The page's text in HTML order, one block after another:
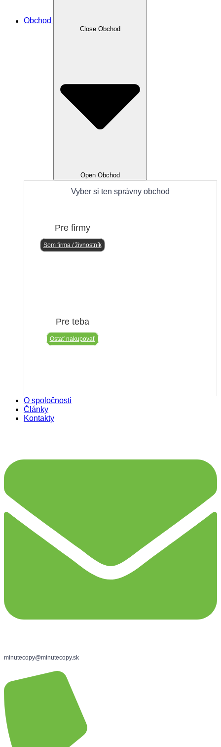
Obchod
Close Obchod
Open Obchod
Vyber si ten správny obchod​
Pre firmy
Som firma / živnostník
Pre teba
Ostať nakupovať
O spoločnosti
Články
Kontakty
minutecopy@minutecopy.sk